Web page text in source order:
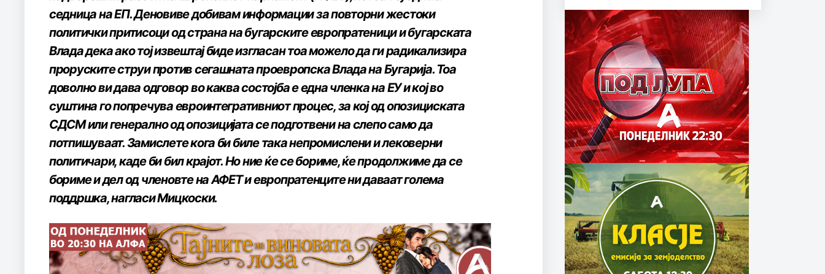
седница на ЕП. Деновиве добивам информации за повторни жестоки
политички притисоци од страна на бугарските европратеници и бугарската
Влада дека ако тој извештај биде изгласан тоа можело да ги радикализира
проруските струи против сегашната проевропска Влада на Бугарија. Тоа
доволно ви дава одговор во каква состојба е една членка на ЕУ и кој во
суштина го попречува евроинтегративниот процес, за кој од опозициската
СДСМ или генерално од опозицијата се подготвени на слепо само да
потпишуваат. Замислете кога би биле така непромислени и лековерни
политичари, каде би бил крајот. Но ние ќе се бориме, ќе продолжиме да се
бориме и дел од членовте на АФЕТ и европратенците ни даваат голема
поддршка, нагласи Мицкоски.